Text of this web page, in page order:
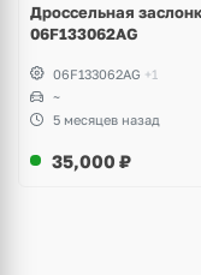
Дроссельная
06F133062AG
06F133062AG +1
~
5 месяцев назад
35,000 ₽